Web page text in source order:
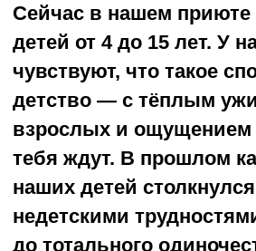
Настя (13 лет)